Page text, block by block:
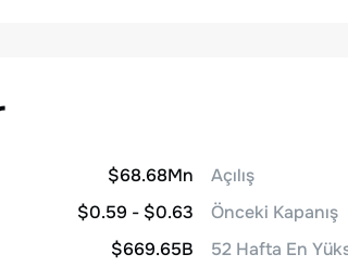
$68.68Mn
$0.59 - $0.63
$669.65B
Açılış
Önceki Kapanış
52 Hafta En